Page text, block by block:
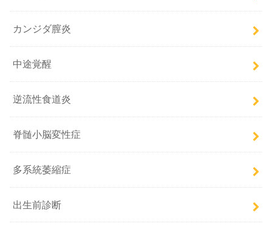
カンジダ膣炎
中途覚醒
逆流性食道炎
脊髄小脳変性症
多系統萎縮症
出生前診断